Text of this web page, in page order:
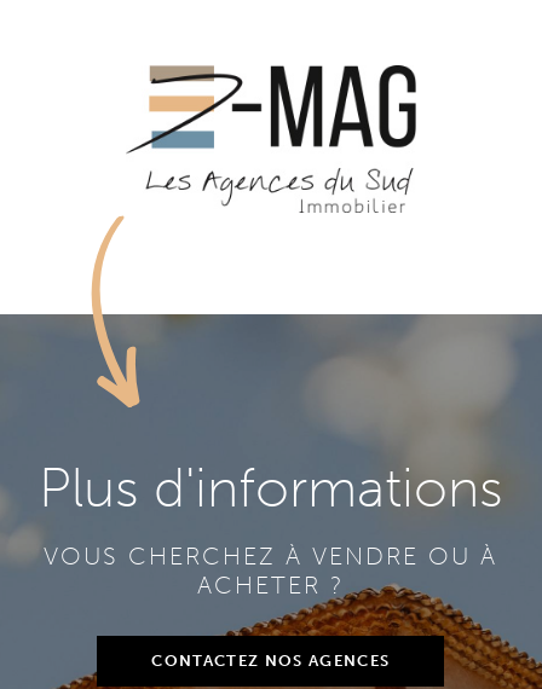
Plus d'informations
VOUS CHERCHEZ À VENDRE OU À
ACHETER ?
CONTACTEZ NOS AGENCES